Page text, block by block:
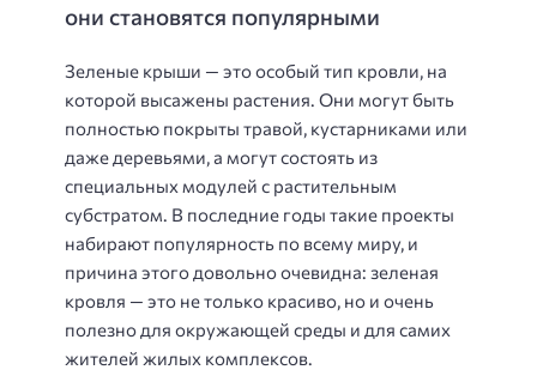
они становятся популярными
Зеленые крыши — это особый тип кровли, на
которой высажены растения. Они могут быть
полностью покрыты травой, кустарниками или
даже деревьями, а могут состоять из
специальных модулей с растительным
субстратом. В последние годы такие проекты
набирают популярность по всему миру, и
причина этого довольно очевидна: зеленая
кровля — это не только красиво, но и очень
полезно для окружающей среды и для самих
жителей жилых комплексов.